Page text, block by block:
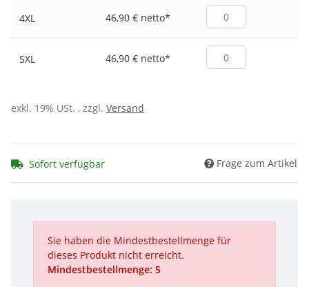
4XL 46,90 € netto*
5XL 46,90 € netto*
exkl. 19% USt. , zzgl. Versand
Sofort verfügbar Frage zum Artikel
Sie haben die Mindestbestellmenge für
dieses Produkt nicht erreicht.
Mindestbestellmenge: 5